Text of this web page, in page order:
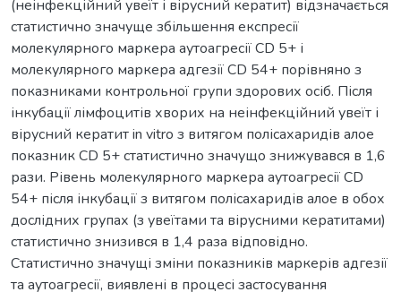
(неінфекційний увеїт і вірусний кератит) відзначається
статистично значуще збільшення експресії
молекулярного маркера аутоагресії СD 5+ і
молекулярного маркера адгезії СD 54+ порівняно з
показниками контрольної групи здорових осіб. Після
інкубації лімфоцитів хворих на неінфекційний увеїт і
вірусний кератит in vitro з витягом полісахаридів алое
показник СD 5+ статистично значущо знижувався в 1,6
рази. Рівень молекулярного маркера аутоагресії СD
54+ після інкубації з витягом полісахаридів алое в обох
дослідних групах (з увеїтами та вірусними кератитами)
статистично знизився в 1,4 раза відповідно.
Статистично значущі зміни показників маркерів адгезії
та аутоагресії, виявлені в процесі застосування